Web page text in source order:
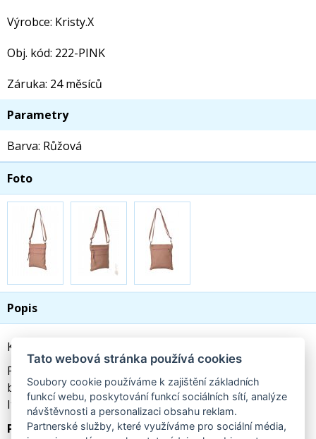
Výrobce: Kristy.X
Obj. kód: 222-PINK
Záruka: 24 měsíců
Parametry
Barva: Růžová
Foto
Popis
Kožená taštička přes rameno 222 starorůžová
Pohodlná a praktická taštička přes rameno, vhodná na
běžné nošení. Vyrobena z prvotřídní měkké hověziny od
Italského výrobce Kristy.X se stříbrnými aplikacemi.
Popis:
Tato webová stránka používá cookies
Soubory cookie používáme k zajištění základních
funkcí webu, poskytování funkcí sociálních sítí, analýze
návštěvnosti a personalizaci obsahu reklam.
Partnerské služby, které využíváme pro sociální média,